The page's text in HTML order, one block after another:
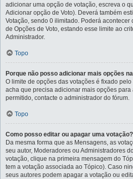
adicionar uma opção de votação, escreva o
Adicionar opção de Voto). Deverá também
Votação, sendo 0 ilimitado. Poderá acontecer
de Opções de Voto, estando esse limite ao
Administrador.
Topo
Porque não posso adicionar mais opções
O limite de opções das votações é fixado
acha que precisa adicionar mais opções
permitido, contacte o administrador do fórum.
Topo
Como posso editar ou apagar uma votação?
Da mesma forma que as Mensagens, as
seu autor, Moderadores ou Administradores
votação, clique na primeira mensagem do
tem a votação associada ao Tópico). Caso
seus autores podem apagar a votação ou